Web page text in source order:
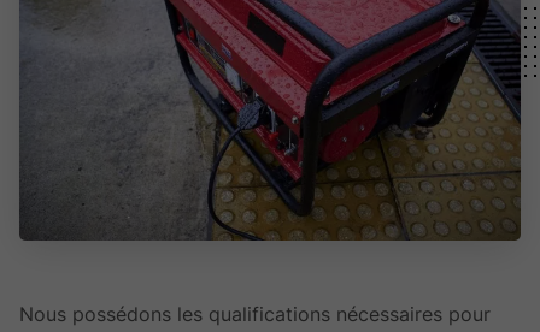
Nous possédons les qualifications nécessaires pour